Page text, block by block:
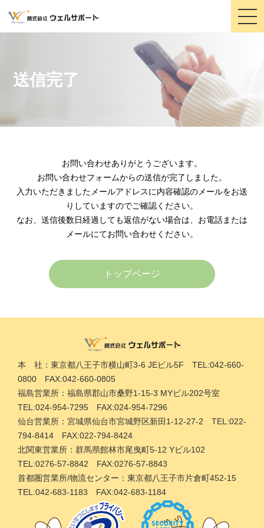
送信完了
お問い合わせありがとうございます。
お問い合わせフォームからの送信が完了しました。
入力いただきましたメールアドレスに内容確認のメールをお送
りしていますのでご確認ください。
なお、送信後数日経過しても返信がない場合は、お電話または
メールにてお問い合わせください。
トップページ
本 社：東京都八王子市横山町3-6 JEビル5F TEL:042-660-
0800 FAX:042-660-0805
福島営業所：福島県郡山市桑野1-15-3 MYビル202号室
TEL:024-954-7295 FAX:024-954-7296
仙台営業所：宮城県仙台市宮城野区新田1-12-27-2 TEL:022-
794-8414 FAX:022-794-8424
北関東営業所：群馬県館林市尾曳町5-12 Yビル102
TEL:0276-57-8842 FAX:0276-57-8843
首都圏営業所/物流センター：東京都八王子市片倉町452-15
TEL:042-683-1183 FAX:042-683-1184